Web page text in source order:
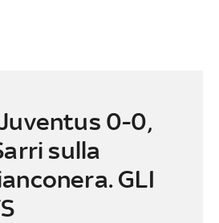
0-0,
sulla
GLI